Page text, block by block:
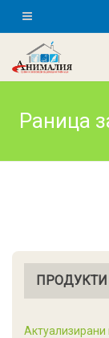
Раница
ПРОДУКТИ
Актуализирани